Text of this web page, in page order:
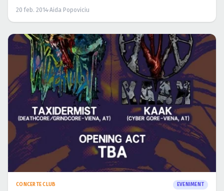
20 feb. 2014·Aida Popoviciu
CONCERTE CLUB EVENIMENT